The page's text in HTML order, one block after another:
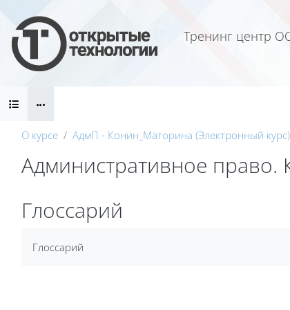
Тренинг центр
Блоки
О курсе АдмП - Конин_Маторина (Электронный
Административное
Блоки
Глоссарий
Глоссарий